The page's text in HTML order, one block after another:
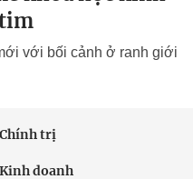
với bối cảnh ở ranh giới
Chính trị
Kinh doanh